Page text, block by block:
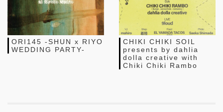
ORI145 -SHUN x RIYO
WEDDING PARTY-
CHIKI CHIKI SOIL
presents by dahlia
dolla creative with
Chiki Chiki Rambo